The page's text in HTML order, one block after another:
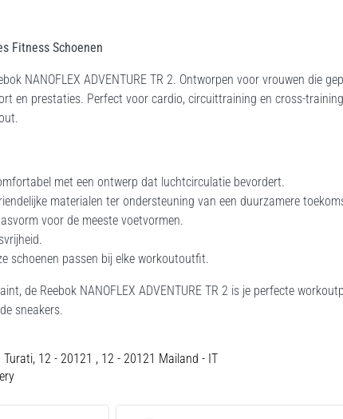
Fitness Schoenen
NANOFLEX ADVENTURE TR 2. Ontworpen voor vrouwen die
en prestaties. Perfect voor cardio, circuittraining en cross-
met een ontwerp dat luchtcirculatie bevordert.
materialen ter ondersteuning van een duurzamere
voor de meeste voetvormen.
schoenen passen bij elke workoutoutfit.
de Reebok NANOFLEX ADVENTURE TR 2 is je perfecte
sneakers.
Turati, 12 - 20121 , 12 - 20121 Mailand - IT